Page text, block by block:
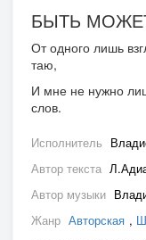
БЫТЬ
От одного лишь
таю,
И мне не нужно
слов.
Исполнитель
Автор текста
Автор музыки
Жанр Авторская ,